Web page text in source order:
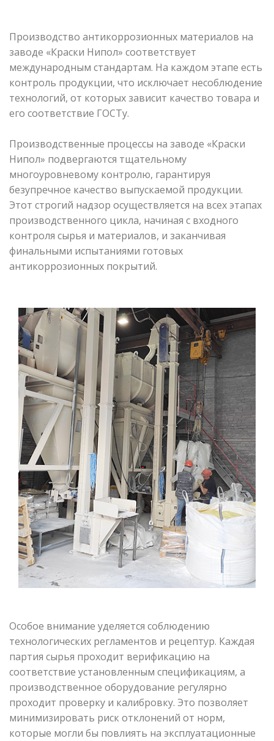
Производство антикоррозионных материалов на
заводе «Краски Нипол» соответствует
международным стандартам. На каждом этапе есть
контроль продукции, что исключает несоблюдение
технологий, от которых зависит качество товара и
его соответствие ГОСТу.
Производственные процессы на заводе «Краски
Нипол» подвергаются тщательному
многоуровневому контролю, гарантируя
безупречное качество выпускаемой продукции.
Этот строгий надзор осуществляется на всех этапах
производственного цикла, начиная с входного
контроля сырья и материалов, и заканчивая
финальными испытаниями готовых
антикоррозионных покрытий.
Особое внимание уделяется соблюдению
технологических регламентов и рецептур. Каждая
партия сырья проходит верификацию на
соответствие установленным спецификациям, а
производственное оборудование регулярно
проходит проверку и калибровку. Это позволяет
минимизировать риск отклонений от норм,
которые могли бы повлиять на эксплуатационные